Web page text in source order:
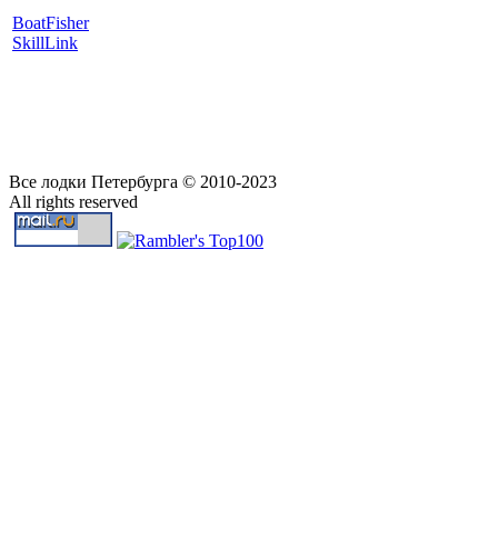
BoatFisher
SkillLink
Все лодки Петербурга © 2010-2023
All rights reserved